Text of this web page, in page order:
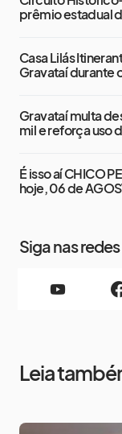
prêmio estadual
Casa Lilás
Gravataí durante
Gravataí multa
mil e reforça uso
É isso aí CHICO
hoje, 06 de
Siga nas redes
Leia